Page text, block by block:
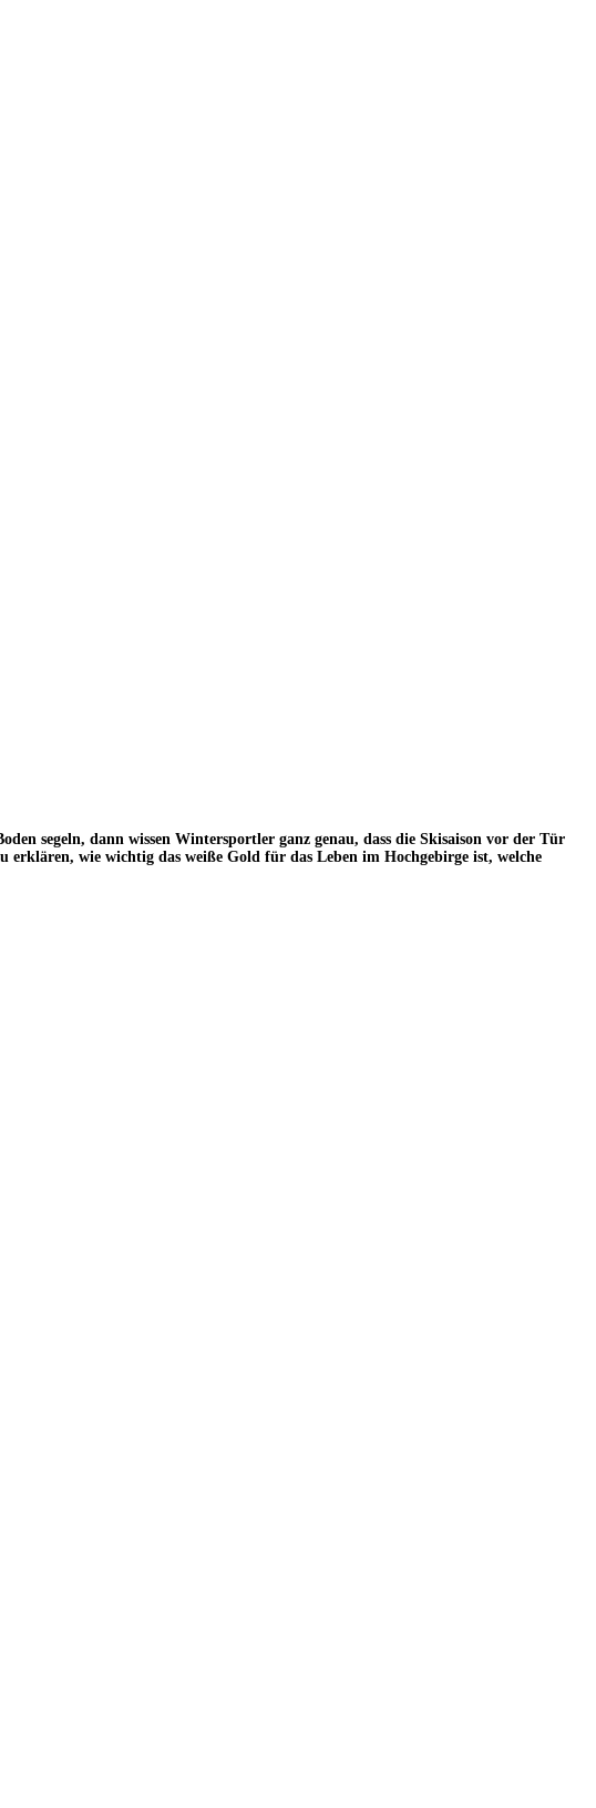
segeln, dann wissen Wintersportler ganz genau, dass die Skisaison vor der Tür
erklären, wie wichtig das weiße Gold für das Leben im Hochgebirge ist, welche